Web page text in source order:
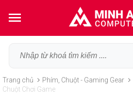
Trang chủ Phím, Chuột - Gaming Gear
Chuột Chơi Game